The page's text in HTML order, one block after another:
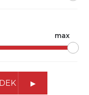
max